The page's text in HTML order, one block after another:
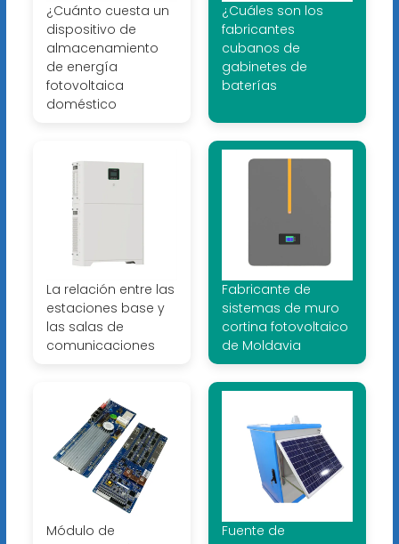
¿Cuánto cuesta un
dispositivo de
almacenamiento
de energía
fotovoltaica
doméstico
¿Cuáles son los
fabricantes
cubanos de
gabinetes de
baterías
La relación entre las
estaciones base y
las salas de
comunicaciones
Fabricante de
sistemas de muro
cortina fotovoltaico
de Moldavia
Módulo de
Fuente de